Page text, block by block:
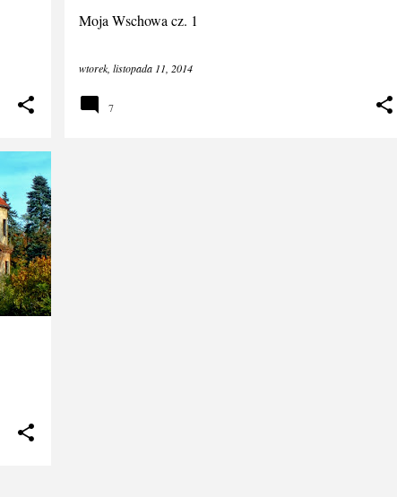
Moja Wschowa cz. 1
wtorek, listopada 11, 2014
7
+